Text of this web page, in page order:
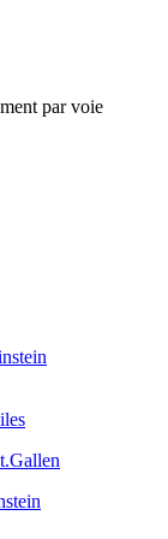
par voie